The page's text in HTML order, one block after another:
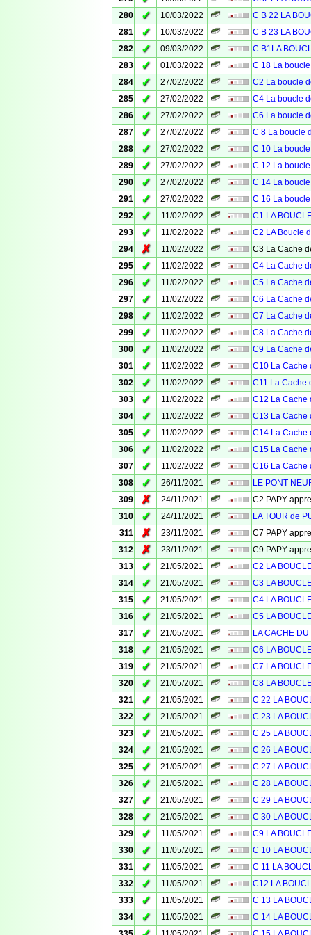
280
✓ 10/03/2022
C B 22 LA
281
✓ 10/03/2022
C B 23 LA
282
✓ 09/03/2022
C B1LA
283
✓ 01/03/2022
C 18 La
284
✓ 27/02/2022
C2 La boucle
285
✓ 27/02/2022
C4 La boucle
286
✓ 27/02/2022
C6 La boucle
287
✓ 27/02/2022
C 8 La boucle
288
✓ 27/02/2022
C 10 La
289
✓ 27/02/2022
C 12 La
290
✓ 27/02/2022
C 14 La
291
✓ 27/02/2022
C 16 La
292
✓ 11/02/2022
C1 LA
293
✓ 11/02/2022
C2 LA Boucle
294
✗ 11/02/2022
C3 La Cache
295
✓ 11/02/2022
C4 La Cache
296
✓ 11/02/2022
C5 La Cache
297
✓ 11/02/2022
C6 La Cache
298
✓ 11/02/2022
C7 La Cache
299
✓ 11/02/2022
C8 La Cache
300
✓ 11/02/2022
C9 La Cache
301
✓ 11/02/2022
C10 La Cache
302
✓ 11/02/2022
C11 La Cache
303
✓ 11/02/2022
C12 La Cache
304
✓ 11/02/2022
C13 La Cache
305
✓ 11/02/2022
C14 La Cache
306
✓ 11/02/2022
C15 La Cache
307
✓ 11/02/2022
C16 La Cache
308
✓ 26/11/2021
LE PONT
309
✗ 24/11/2021
C2 PAPY
310
✓ 24/11/2021
LA TOUR de
311
✗ 23/11/2021
C7 PAPY
312
✗ 23/11/2021
C9 PAPY
313
✓ 21/05/2021
C2 LA
314
✓ 21/05/2021
C3 LA
315
✓ 21/05/2021
C4 LA
316
✓ 21/05/2021
C5 LA
317
✓ 21/05/2021
LA CACHE
318
✓ 21/05/2021
C6 LA
319
✓ 21/05/2021
C7 LA
320
✓ 21/05/2021
C8 LA
321
✓ 21/05/2021
C 22 LA
322
✓ 21/05/2021
C 23 LA
323
✓ 21/05/2021
C 25 LA
324
✓ 21/05/2021
C 26 LA
325
✓ 21/05/2021
C 27 LA
326
✓ 21/05/2021
C 28 LA
327
✓ 21/05/2021
C 29 LA
328
✓ 21/05/2021
C 30 LA
329
✓ 11/05/2021
C9 LA
330
✓ 11/05/2021
C 10 LA
331
✓ 11/05/2021
C 11 LA
332
✓ 11/05/2021
C12 LA
333
✓ 11/05/2021
C 13 LA
334
✓ 11/05/2021
C 14 LA